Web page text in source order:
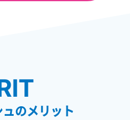
のメリット